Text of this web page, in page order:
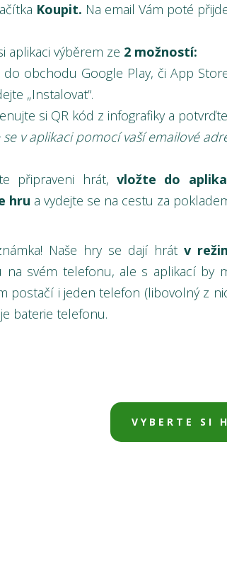
Koupit. Na email Vám poté
aplikaci výběrem ze 2 možností:
do obchodu Google Play, či App
„Instalovat“.
si QR kód z infografiky a
v aplikaci pomocí vaší emailové
připraveni hrát, vložte do
hru a vydejte se na cestu za
Naše hry se dají hrátv
na svém telefonu, ale s aplikací by
postačí i jeden telefon (libovolný z
baterie telefonu.
VYBERTE SI